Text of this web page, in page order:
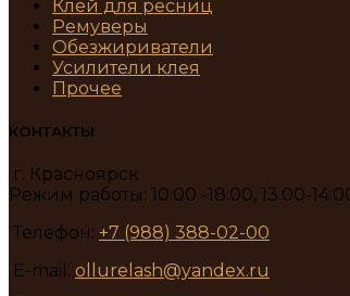
Клей для ресниц
Ремуверы
Обезжириватели
Усилители клея
Прочее
КОНТАКТЫ
г. Красноярск
Режим работы: 10:00 -18:00, 13:00-
Телефон: +7 (988) 388-02-00
E-mail: ollurelash@yandex.ru